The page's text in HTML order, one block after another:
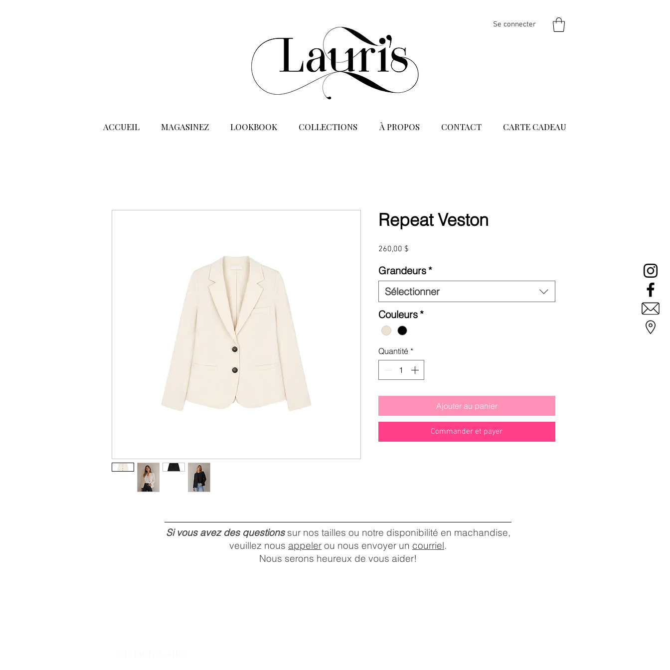
Se connecter
ACCUEIL MAGASINEZ LOOKBOOK COLLECTIONS À PROPOS CONTACT CARTE CADEAU
Repeat Veston
260,00 $Prix
Grandeurs*
Sélectionner
Couleurs*
Quantité *
Ajouter au panier
Commander et payer
Si vous avez des questionssur nos tailles ou notre disponibilité en machandise,
veuillez nous appeler ou nous envoyer un courriel.
Nous serons heureux de vous aider!